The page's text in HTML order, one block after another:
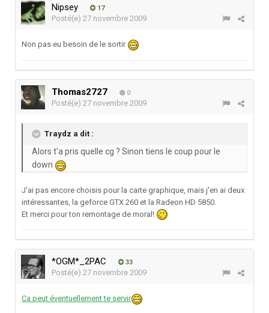
Nipsey 17
Posté(e) 27 novembre 2009
Non pas eu besoin de le sortir
Thomas2727 0
Posté(e) 27 novembre 2009
Traydz a dit :
Alors t'a pris quelle cg ? Sinon tiens le coup pour le
down
J'ai pas encore choisis pour la carte graphique, mais j'en ai deux
intéressantes, la geforce GTX 260 et la Radeon HD 5850.
Et merci pour ton remontage de moral!
*OGM*_2PAC 33
Posté(e) 27 novembre 2009
Ca peut éventuellement te servir